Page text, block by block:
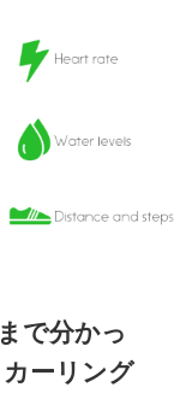
で分かっ
ーリング